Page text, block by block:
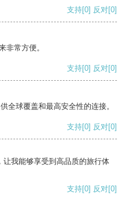
支持[0] 反对[0]
非常方便。
支持[0] 反对[0]
全球覆盖和最高安全性的连接。
支持[0] 反对[0]
我能够享受到高品质的旅行体
支持[0] 反对[0]